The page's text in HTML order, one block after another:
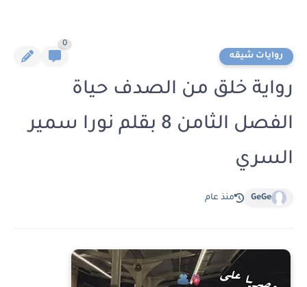
روايات شيقه
0
رواية خلق من الصدف حياة
الفصل الثامن 8 بقلم نورا سمير
السري
GeGe منذ عام